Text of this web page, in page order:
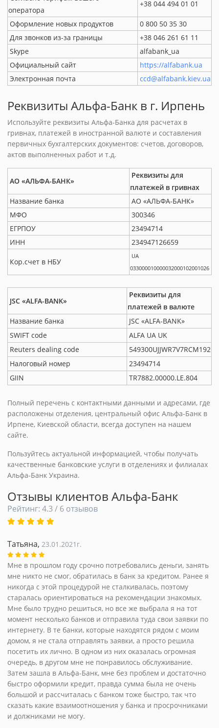
оператора
+38 044 494 01 01
Оформление новых продуктов
0 800 50 35 30
Для звонков из-за границы
+38 046 261 61 11
Skype
alfabank_ua
Официальный сайт
https://alfabank.ua
Электронная почта
ccd@alfabank.kiev.ua
Реквизиты Альфа-Банк в г. Ирпень
Используйте реквизиты Альфа-Банка для расчетах в
гривнах, платежей в иностранной валюте и составления
первичных бухгалтерских документов: счетов, договоров,
актов выполненных работ и т.д.
АО «АЛЬФА-БАНК»
Реквизиты для
платежей в гривнах
Название банка
АО «АЛЬФА-БАНК»
МФО
300346
ЕГРПОУ
23494714
ИНН
234947126659
Кор.счет в НБУ
UA
033000010000032000102001026
JSC «ALFA-BANK»
Реквизиты для
платежей в валюте
Название банка
JSC «ALFA-BANK»
SWIFT code
ALFA UA UK
Reuters dealing code
549300UJJWR7V7RCM192
Налоговый номер
23494714
GIIN
TR7882.00000.LE.804
Полный перечень с контактными данными и адресами, где
расположены отделения, центральный офис Альфа-Банк в
Ирпене, Киевской области, всегда доступен на нашем
сайте.
Пользуйтесь актуальной информацией, чтобы получать
качественные банковские услуги в отделениях и филиалах
Альфа-Банк Украина.
Отзывы клиентов Альфа-Банк
Рейтинг: 4.3 / 6 отзывов
Татьяна, 23.01.2021г.
Мне в прошлом году срочно потребовались деньги, занять
мне никто не смог, обратилась в банк за кредитом. Ранее я
никогда с этой процедурой не сталкивалась, поэтому
старалась ориентироваться на рекомендации знакомых.
Мне было трудно решиться, но все же выбрала я на тот
момент несколько банков и отправила туда свои заявки по
интернету. В те банки, которые находятся рядом с моим
домом, я не стала отправлять заявки, а просто решила
посетить их лично. В одном из них оказалась огромная
очередь, в другом мне не понравилось обслуживание.
Затем зашла в Альфа-Банк, мне без проблем и достаточно
быстро оформили кредит, правда сумма была не очень
большой и рассчиталась с банком тоже быстро, так что
сказать какие взаимоотношения у банка и просрочниками
и должниками не могу.